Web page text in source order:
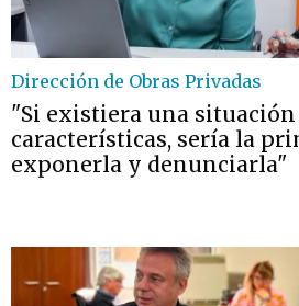
Dirección de Obras Privadas
"Si existiera una situación
características, sería la
exponerla y denunciarla"